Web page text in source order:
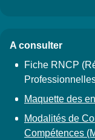
A consulter
Fiche RNCP
Maquette des
Modalités de
Compétences